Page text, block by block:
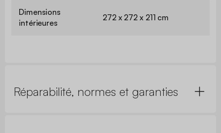
Dimensions
intérieures
272 x 272 x 211 cm
Réparabilité, normes et garanties